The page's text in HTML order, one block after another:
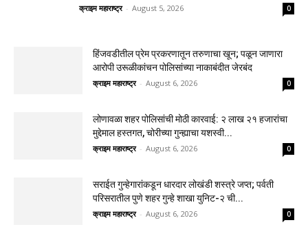
क्राइम महाराष्ट्र - August 5, 2026 0
हिंजवडीतील प्रेम प्रकरणातून तरुणाचा खून; पळून जाणारा
आरोपी उरूळीकांचन पोलिसांच्या नाकाबंदीत जेरबंद
क्राइम महाराष्ट्र - August 6, 2026 0
लोणावळा शहर पोलिसांची मोठी कारवाई: २ लाख २१ हजारांचा
मुद्देमाल हस्तगत, चोरीच्या गुन्ह्याचा यशस्वी...
क्राइम महाराष्ट्र - August 6, 2026 0
सराईत गुन्हेगारांकडून धारदार लोखंडी शस्त्रे जप्त; पर्वती
परिसरातील पुणे शहर गुन्हे शाखा युनिट-२ ची...
क्राइम महाराष्ट्र - August 6, 2026 0